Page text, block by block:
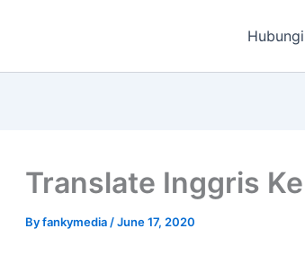
Translate Inggris
Byfankymedia /June 17, 2020